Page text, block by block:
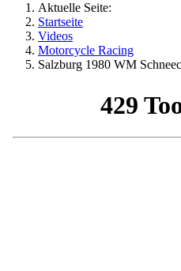
Aktuelle Seite:
Startseite
Videos
Motorcycle Racing
Salzburg 1980 WM